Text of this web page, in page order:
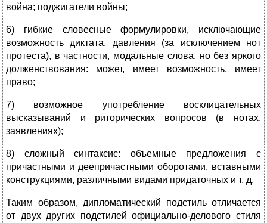
война; поджигатели войны;
6) гибкие словесные формулировки, исключающие
возможность диктата, давления (за исключением нот
протеста), в частности, модальные слова, но без яркого
долженствования: может, имеет возможность, имеет
право;
7) возможное употребление восклицательных
высказываний и риторических вопросов (в нотах,
заявлениях);
8) сложный синтаксис: объемные предложения с
причастными и деепричастными оборотами, вставными
конструкциями, различными видами придаточных и т. д.
Таким образом, дипломатический подстиль отличается
от двух других подстилей официально-делового стиля